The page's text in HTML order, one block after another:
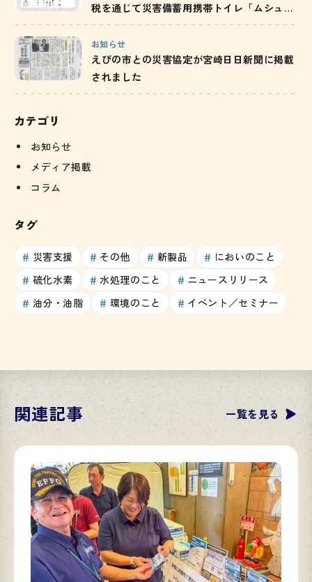
税を通じて災害備蓄用携帯トイレ「ムシュウ
レット」を寄附／茨城県
お知らせ
えびの市との災害協定が宮崎日日新聞に掲載
されました
カテゴリ
お知らせ
メディア掲載
コラム
タグ
災害支援 その他 新製品
においのこと
硫化水素
水処理のこと
ニュースリリース
油分・油脂
環境のこと イベント／セミナー
関連記事 一覧を見る